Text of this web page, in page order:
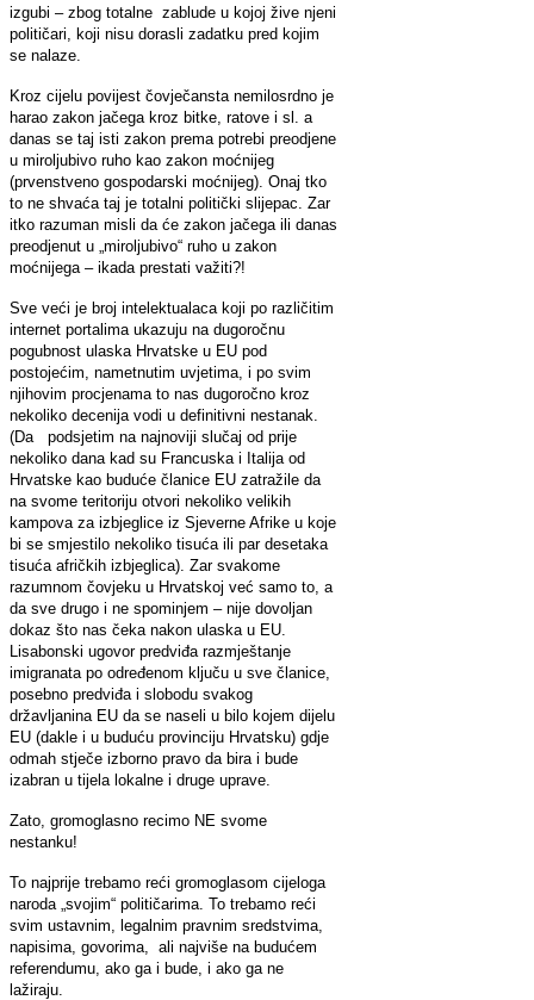
izgubi – zbog totalne zablude u kojoj žive njeni
političari, koji nisu dorasli zadatku pred kojim
se nalaze.
Kroz cijelu povijest čovječansta nemilosrdno je
harao zakon jačega kroz bitke, ratove i sl. a
danas se taj isti zakon prema potrebi preodjene
u miroljubivo ruho kao zakon moćnijeg
(prvenstveno gospodarski moćnijeg). Onaj tko
to ne shvaća taj je totalni politički slijepac. Zar
itko razuman misli da će zakon jačega ili danas
preodjenut u „miroljubivo“ ruho u zakon
moćnijega – ikada prestati važiti?!
Sve veći je broj intelektualaca koji po različitim
internet portalima ukazuju na dugoročnu
pogubnost ulaska Hrvatske u EU pod
postojećim, nametnutim uvjetima, i po svim
njihovim procjenama to nas dugoročno kroz
nekoliko decenija vodi u definitivni nestanak.
(Da podsjetim na najnoviji slučaj od prije
nekoliko dana kad su Francuska i Italija od
Hrvatske kao buduće članice EU zatražile da
na svome teritoriju otvori nekoliko velikih
kampova za izbjeglice iz Sjeverne Afrike u koje
bi se smjestilo nekoliko tisuća ili par desetaka
tisuća afričkih izbjeglica). Zar svakome
razumnom čovjeku u Hrvatskoj već samo to, a
da sve drugo i ne spominjem – nije dovoljan
dokaz što nas čeka nakon ulaska u EU.
Lisabonski ugovor predviđa razmještanje
imigranata po određenom ključu u sve članice,
posebno predviđa i slobodu svakog
državljanina EU da se naseli u bilo kojem dijelu
EU (dakle i u buduću provinciju Hrvatsku) gdje
odmah stječe izborno pravo da bira i bude
izabran u tijela lokalne i druge uprave.
Zato, gromoglasno recimo NE svome
nestanku!
To najprije trebamo reći gromoglasom cijeloga
naroda „svojim“ političarima. To trebamo reći
svim ustavnim, legalnim pravnim sredstvima,
napisima, govorima, ali najviše na budućem
referendumu, ako ga i bude, i ako ga ne
lažiraju.